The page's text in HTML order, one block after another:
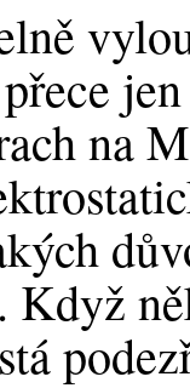
na
Když